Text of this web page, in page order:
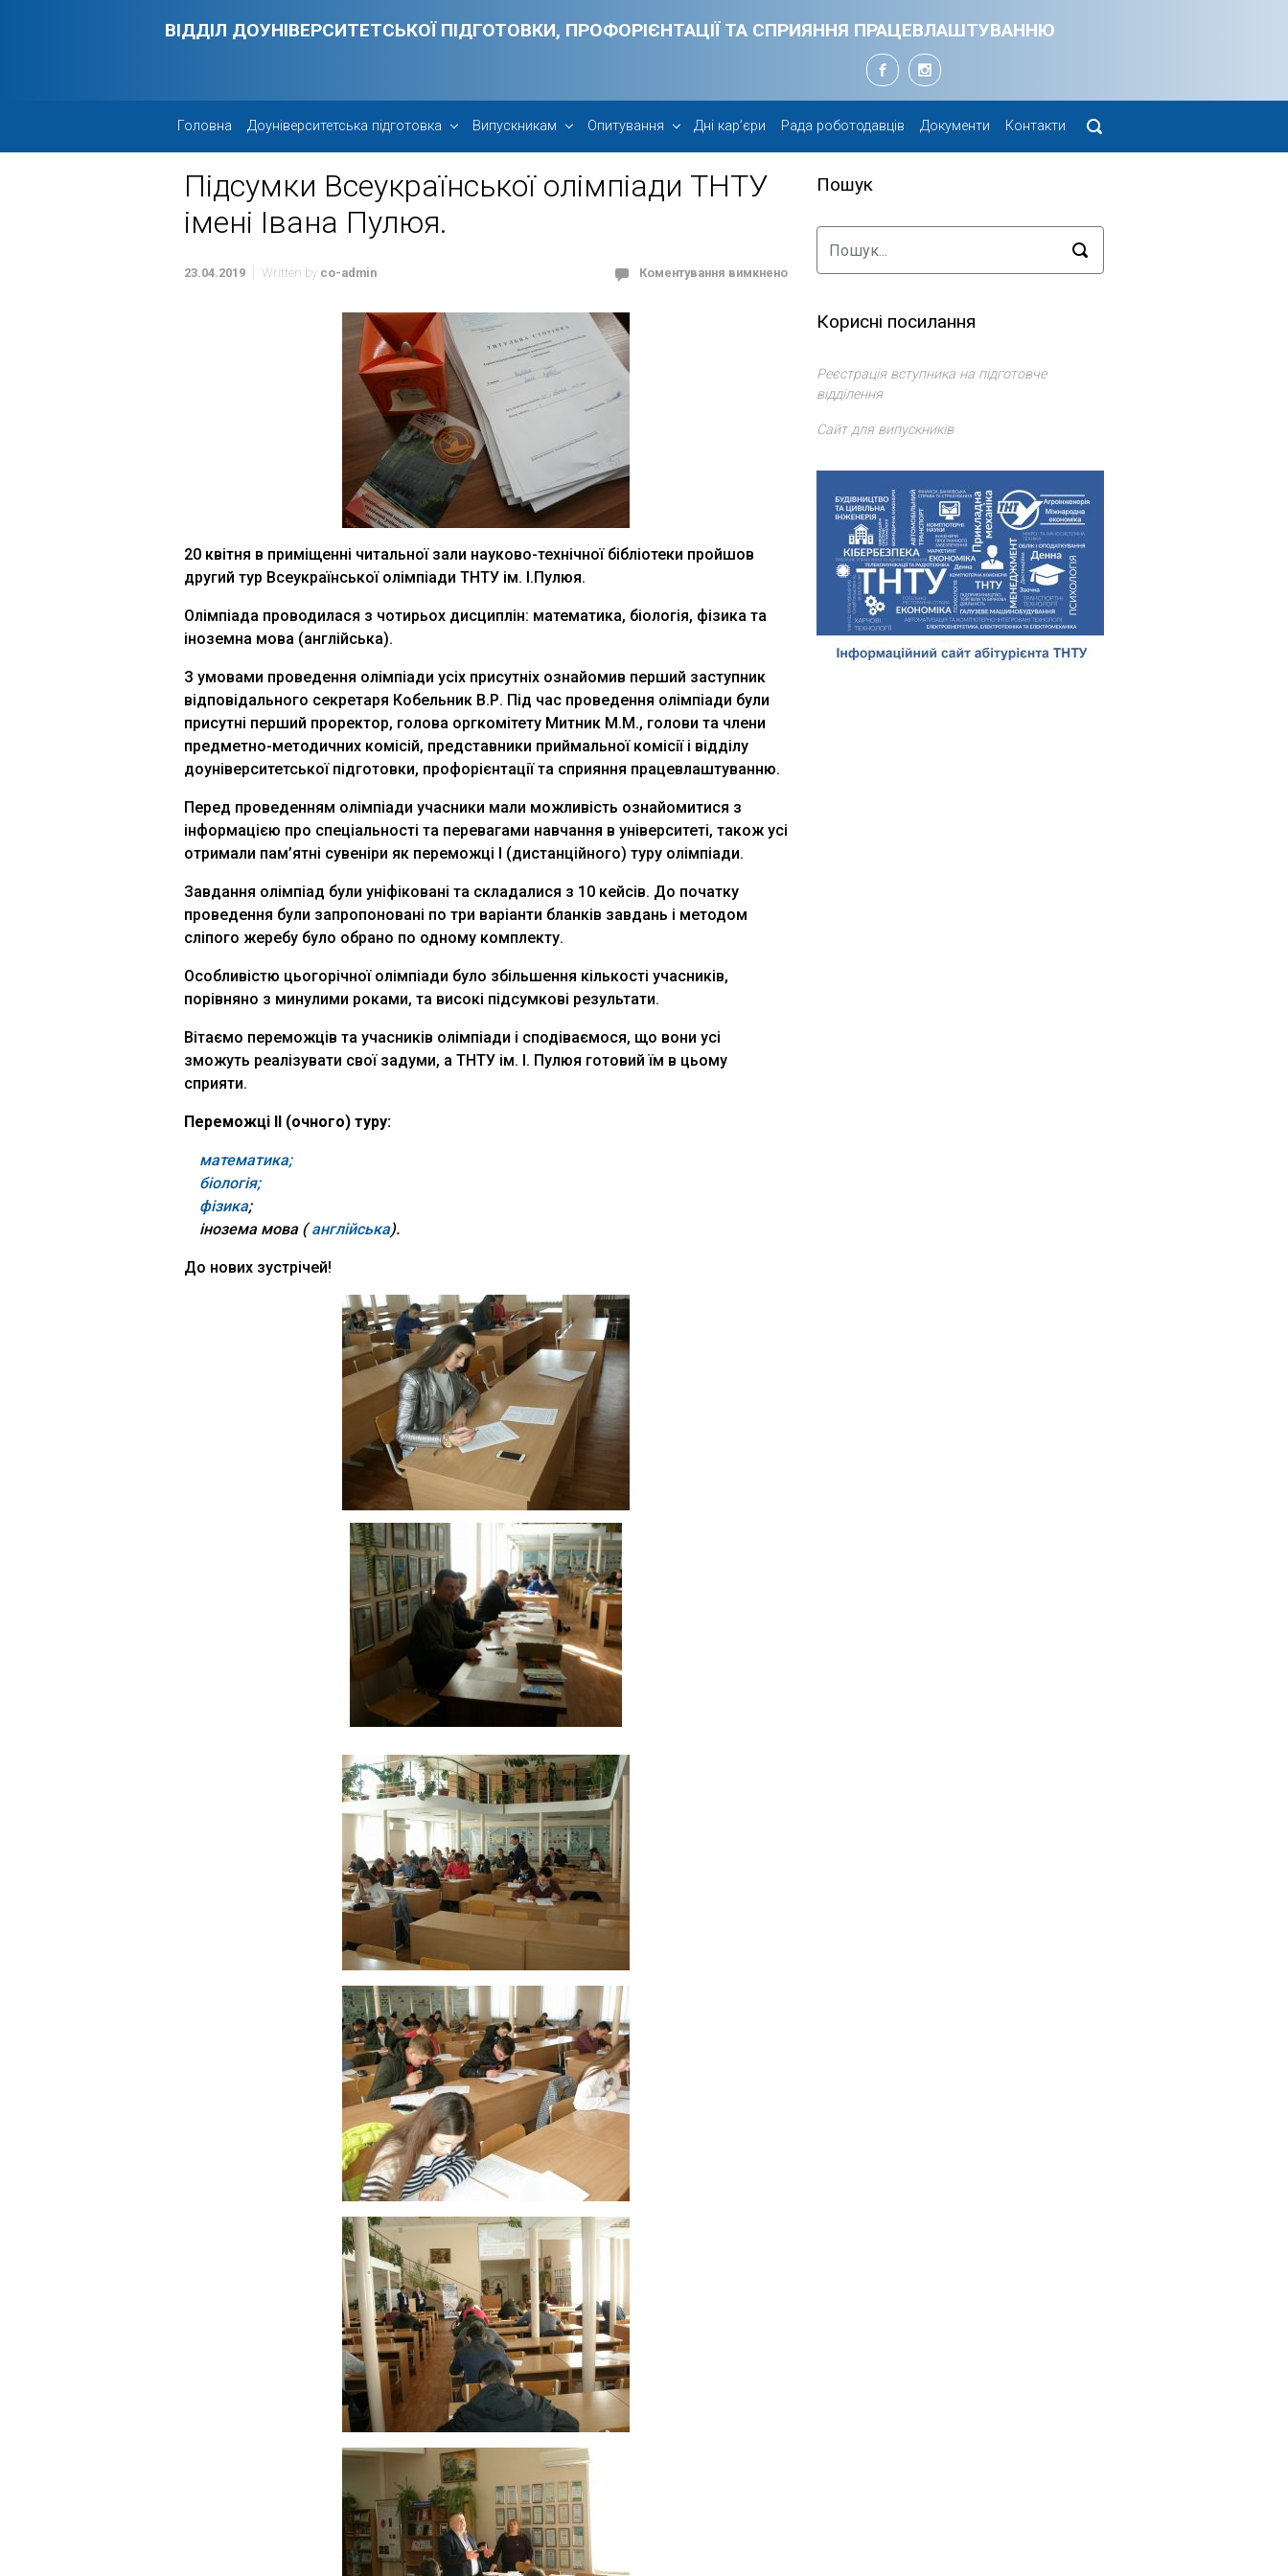
ВІДДІЛ ДОУНІВЕРСИТЕТСЬКОЇ ПІДГОТОВКИ, ПРОФОРІЄНТАЦІЇ ТА СПРИЯННЯ ПРАЦЕВЛАШТУВАННЮ
Головна Доуніверситетська підготовка Випускникам Опитування Дні кар’єри Рада роботодавців Документи Контакти
Підсумки Всеукраїнської олімпіади ТНТУ
імені Івана Пулюя.
23.04.2019 Written by co-admin Коментування вимкнено
20 квітня в приміщенні читальної зали науково-технічної бібліотеки пройшов
другий тур Всеукраїнської олімпіади ТНТУ ім. І.Пулюя.
Олімпіада проводилася з чотирьох дисциплін: математика, біологія, фізика та
іноземна мова (англійська).
З умовами проведення олімпіади усіх присутніх ознайомив перший заступник
відповідального секретаря Кобельник В.Р. Під час проведення олімпіади були
присутні перший проректор, голова оргкомітету Митник М.М., голови та члени
предметно-методичних комісій, представники приймальної комісії і відділу
доуніверситетської підготовки, профорієнтації та сприяння працевлаштуванню.
Перед проведенням олімпіади учасники мали можливість ознайомитися з
інформацією про спеціальності та перевагами навчання в університеті, також усі
отримали пам’ятні сувеніри як переможці І (дистанційного) туру олімпіади.
Завдання олімпіад були уніфіковані та складалися з 10 кейсів. До початку
проведення були запропоновані по три варіанти бланків завдань і методом
сліпого жеребу було обрано по одному комплекту.
Особливістю цьогорічної олімпіади було збільшення кількості учасників,
порівняно з минулими роками, та високі підсумкові результати.
Вітаємо переможців та учасників олімпіади і сподіваємося, що вони усі
зможуть реалізувати свої задуми, а ТНТУ ім. І. Пулюя готовий їм в цьому
сприяти.
Переможці ІІ (очного) туру:
математика;
біологія;
фізика;
інозема мова (англійська).
До нових зустрічей!
Пошук
Корисні посилання
Реєстрація вступника на підготовче
відділення
Сайт для випускників